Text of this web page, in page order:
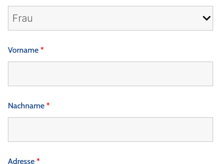
Vorname *
Nachname *
Adresse *